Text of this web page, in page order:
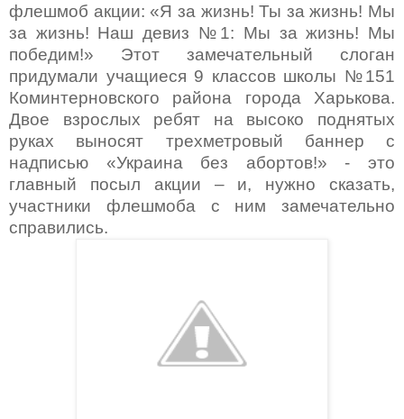
флешмоб акции: «Я за жизнь! Ты за жизнь! Мы
за жизнь! Наш девиз №1: Мы за жизнь! Мы
победим!» Этот замечательный слоган
придумали учащиеся 9 классов школы №151
Коминтерновского района города Харькова.
Двое взрослых ребят на высоко поднятых
руках выносят трехметровый баннер с
надписью «Украина без абортов!» - это
главный посыл акции – и, нужно сказать,
участники флешмоба с ним замечательно
справились.